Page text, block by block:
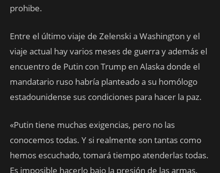
prohibe.
Entre el último viaje de Zelenski a Washington y el
viaje actual hay varios meses de guerra y además el
encuentro de Putin con Trump en Alaska donde el
mandatario ruso habría planteado a su homólogo
estadounidense sus condiciones para hacer la paz.
«Putin tiene muchas exigencias, pero no las
conocemos todas. Y si realmente son tantas como
hemos escuchado, tomará tiempo atenderlas todas.
Es imposible hacerlo bajo la presión de las armas.